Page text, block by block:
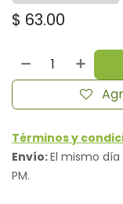
$ 63.00
Términos y
Envío:El mismo día
PM.